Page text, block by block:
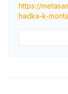
https://
hadka-k-